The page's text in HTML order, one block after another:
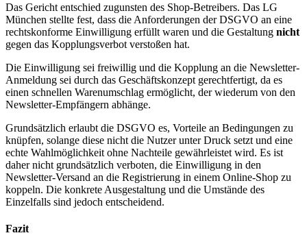
Das Gericht entschied zugunsten des Shop-Betreibers. Das LG
München stellte fest, dass die Anforderungen der DSGVO an eine
rechtskonforme Einwilligung erfüllt waren und die Gestaltung nicht
gegen das Kopplungsverbot verstoßen hat.
Die Einwilligung sei freiwillig und die Kopplung an die Newsletter-
Anmeldung sei durch das Geschäftskonzept gerechtfertigt, da es
einen schnellen Warenumschlag ermöglicht, der wiederum von den
Newsletter-Empfängern abhänge.
Grundsätzlich erlaubt die DSGVO es, Vorteile an Bedingungen zu
knüpfen, solange diese nicht die Nutzer unter Druck setzt und eine
echte Wahlmöglichkeit ohne Nachteile gewährleistet wird. Es ist
daher nicht grundsätzlich verboten, die Einwilligung in den
Newsletter-Versand an die Registrierung in einem Online-Shop zu
koppeln. Die konkrete Ausgestaltung und die Umstände des
Einzelfalls sind jedoch entscheidend.
Fazit